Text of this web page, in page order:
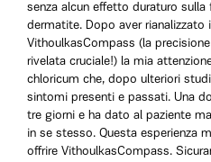
senza alcun effetto duraturo
dermatite. Dopo aver rianalizzato
VithoulkasCompass (la
rivelata cruciale!) la mia
chloricum che, dopo ulteriori
sintomi presenti e passati. Una
tre giorni e ha dato al paziente
in se stesso. Questa esperienza
offrire VithoulkasCompass.